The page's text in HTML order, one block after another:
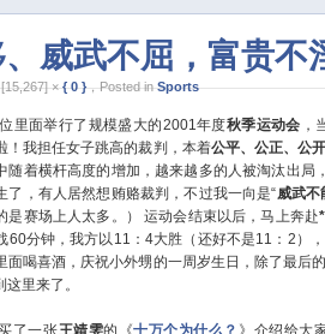
威武不屈，富贵不
×{ 0 }，Posted inSports
里面举行了规模盛大的2001年度秋季运动会 ，
！我担任女子跳高的裁判，本着公平、公正、公
随着横杆高度的增加，越来越多的人被淘汰出局
了，有人居然想贿赂裁判，不过我一向是“威武不
赛场上人太多。）
运动会结束以后，马上奔赴
60分钟，我方以11：4大胜（还好不是11：2）
面喝喜酒，庆祝小外甥的一周岁生日，除了最后
里来了。